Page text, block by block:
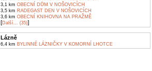
3,1 km OBECNÍ DŮM V NOŠOVICÍCH
3,5 km RADEGAST DEN V NOŠOVICÍCH
3,6 km OBECNÍ KNIHOVNA NA PRAŽMĚ
[Další... (35)]
Lázně
6,4 km BYLINNÉ LÁZNIČKY V KOMORNÍ LHOTCE